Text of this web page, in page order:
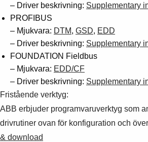
– Driver beskrivning: Supplementary
PROFIBUS
– Mjukvara: DTM, GSD, EDD
– Driver beskrivning: Supplementary
FOUNDATION Fieldbus
– Mjukvara: EDD/CF
– Driver beskrivning: Supplementary
Fristående verktyg:
ABB erbjuder programvaruverktyg som
drivrutiner ovan för konfiguration och
& download